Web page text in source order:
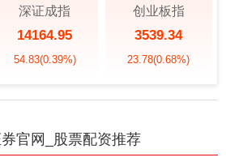
深证成指
14164.95
54.83(0.39%)
创业板指
3539.34
23.78(0.68%)
官网_股票配资推荐